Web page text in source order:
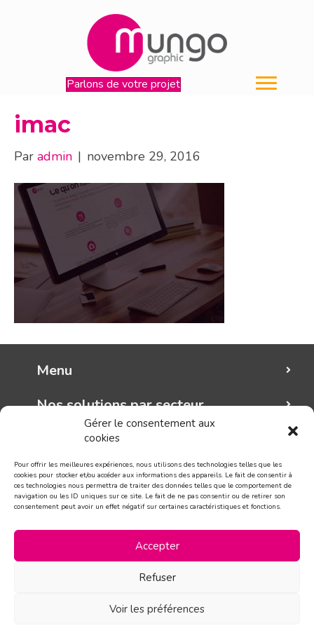
Gérer le consentement aux
cookies
Pour offrir les meilleures expériences, nous utilisons des technologies telles que les
cookies pour stocker et/ou accéder aux informations des appareils. Le fait de consentir à
ces technologies nous permettra de traiter des données telles que le comportement de
navigation ou les ID uniques sur ce site. Le fait de ne pas consentir ou de retirer son
consentement peut avoir un effet négatif sur certaines caractéristiques et fonctions.
Accepter
Refuser
Voir les préférences
Parlons de votre projet
imac
Par admin | novembre 29, 2016
Menu
Nos solutions par secteur
Mungo graphic
Suivez-nous!
CONTACT